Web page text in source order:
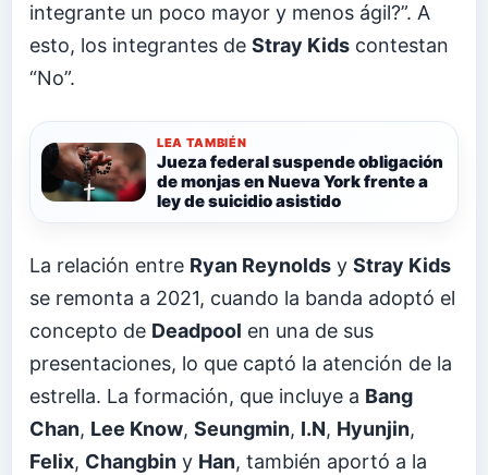
integrante un poco mayor y menos ágil?”. A
esto, los integrantes de Stray Kids contestan
“No”.
LEA TAMBIÉN
Jueza federal suspende obligación
de monjas en Nueva York frente a
ley de suicidio asistido
La relación entre Ryan Reynolds y Stray Kids
se remonta a 2021, cuando la banda adoptó el
concepto de Deadpool en una de sus
presentaciones, lo que captó la atención de la
estrella. La formación, que incluye a Bang
Chan, Lee Know, Seungmin, I.N, Hyunjin,
Felix, Changbin y Han, también aportó a la